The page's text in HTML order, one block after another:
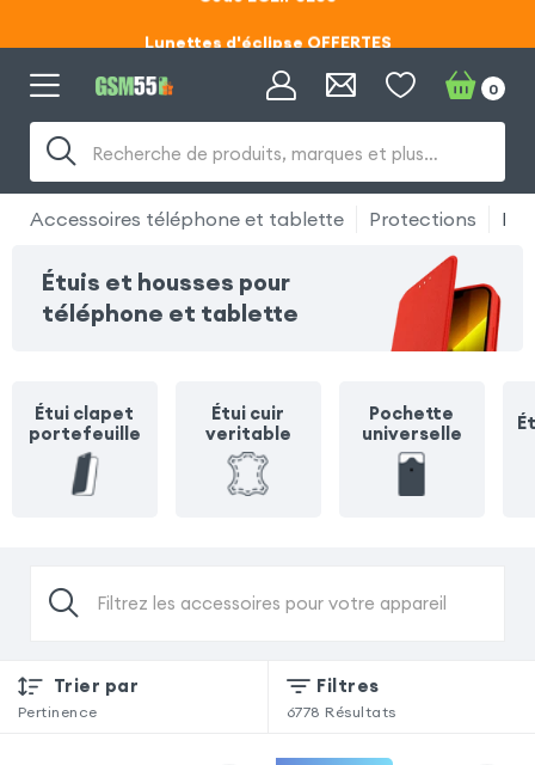
Code ECLIPSE55
Code ECLIPSE55
Recherche de produits, marques et plus…
0
Accessoires téléphone et tablette Protections
Étuis et housses pour
téléphone et tablette
Étui clapet
portefeuille
Étui cuir
veritable
Pochette
universelle
Filtrez les accessoires pour votre appareil
Trier par
Pertinence
Filtres
6778 Résultats